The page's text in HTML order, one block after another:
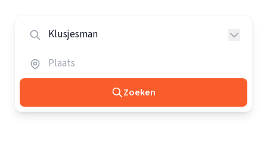
Zoeken